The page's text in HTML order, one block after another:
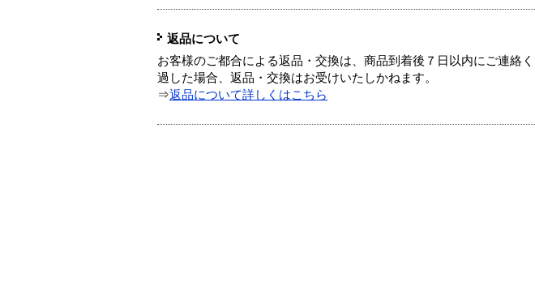
返品について
お客様のご都合による返品・交換は、商品到着後７日以内にご連絡
過した場合、返品・交換はお受けいたしかねます。
⇒返品について詳しくはこちら